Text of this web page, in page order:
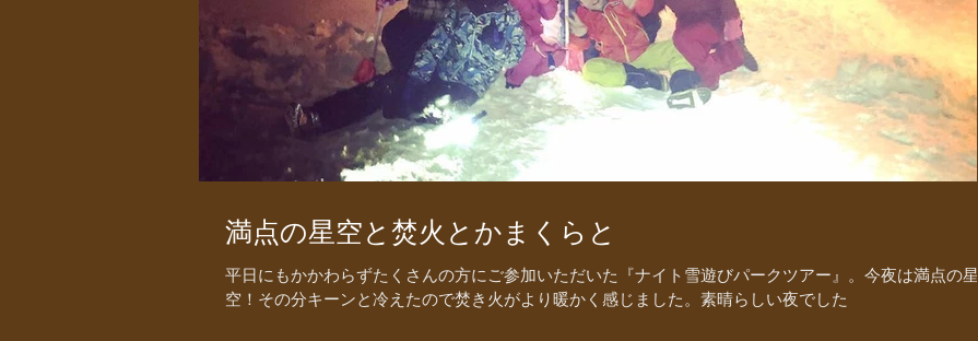
満点の星空と焚火とかまくらと
平日にもかかわらずたくさんの方にご参加いただいた『ナイト雪遊びパークツアー』。今夜は満点の星
空！その分キーンと冷えたので焚き火がより暖かく感じました。素晴らしい夜でした